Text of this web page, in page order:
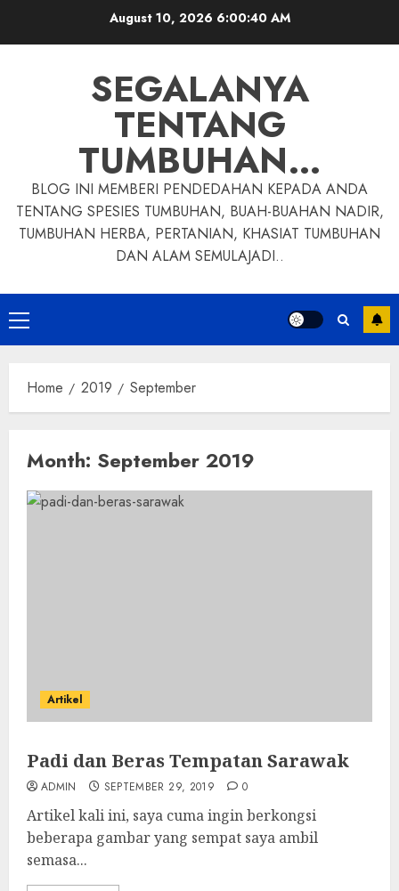
August 10, 2026 6:00:41 AM
SEGALANYA
TENTANG
TUMBUHAN…
BLOG INI MEMBERI PENDEDAHAN KEPADA ANDA
TENTANG SPESIES TUMBUHAN, BUAH-BUAHAN NADIR,
TUMBUHAN HERBA, PERTANIAN, KHASIAT TUMBUHAN
DAN ALAM SEMULAJADI..
Primary
Menu
Home 2019 September
Month: September 2019
Artikel
Padi dan Beras Tempatan Sarawak
ADMIN SEPTEMBER 29, 2019 0
Artikel kali ini, saya cuma ingin berkongsi
beberapa gambar yang sempat saya ambil
semasa...